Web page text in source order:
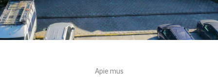
Apie mus